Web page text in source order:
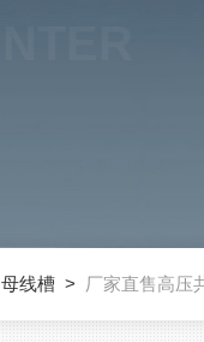
母线槽 > 厂家直售高压